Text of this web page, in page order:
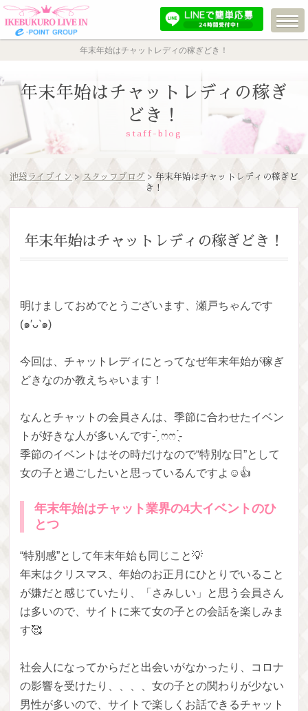
年末年始はチャットレディの稼ぎどき！
年末年始はチャットレディの稼ぎ
どき！
staff-blog
池袋ライブイン > スタッフブログ > 年末年始はチャットレディの稼ぎど
き！
年末年始はチャットレディの稼ぎどき！
明けましておめでとうございます、瀬戸ちゃんです
(๑′ᴗ‵๑)
今回は、チャットレディにとってなぜ年末年始が稼ぎ
どきなのか教えちゃいます！
なんとチャットの会員さんは、季節に合わせたイベン
トが好きな人が多いんです- ̗̀ ෆෆ ̖́-
季節のイベントはその時だけなので“特別な日”として
女の子と過ごしたいと思っているんですよ☺️👍
年末年始はチャット業界の4大イベントのひ
とつ
“特別感”として年末年始も同じこと💡
年末はクリスマス、年始のお正月にひとりでいること
が嫌だと感じていたり、「さみしい」と思う会員さん
は多いので、サイトに来て女の子との会話を楽しみま
す🥰
社会人になってからだと出会いがなかったり、コロナ
の影響を受けたり、、、、女の子との関わりが少ない
男性が多いので、サイトで楽しくお話できるチャット